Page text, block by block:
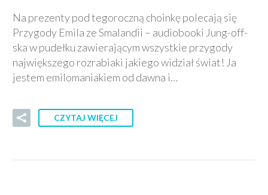
Na prezenty pod tegoroczną choinkę polecają się
Przygody Emila ze Smalandii – audiobooki Jung-off-
ska w pudełku zawierającym wszystkie przygody
największego rozrabiaki jakiego widział świat! Ja
jestem emilomaniakiem od dawna i…
CZYTAJ WIĘCEJ